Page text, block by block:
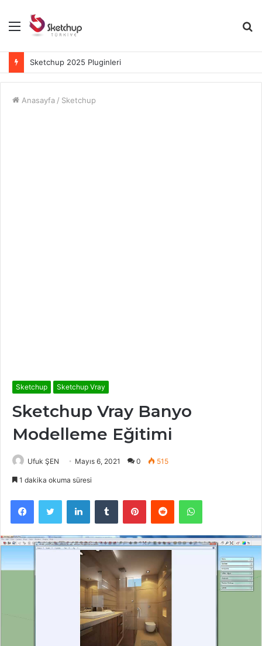
Menü
SketchUp 2025’in Öne Çıkan Özellikleri ve İpuçları
Anasayfa / Sketchup
Sketchup Sketchup Vray
Sketchup Vray Banyo
Modelleme Eğitimi
Ufuk ŞEN Mayıs 6, 2021 0 515
1 dakika okuma süresi